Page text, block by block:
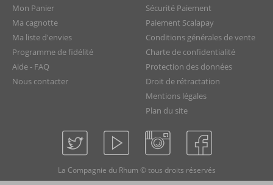
Mon Panier
Ma cagnotte
Ma liste d'envies
Programme de fidélité
Aide - FAQ
Nous contacter
Sécurité Paiement
Paiement Scalapay
Conditions générales de vente
Charte de confidentialité
Protection des données
Droit de rétractation
Mentions légales
Plan du site
La Compagnie du Rhum © tous droits réservés